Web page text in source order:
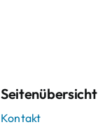
Seitenübersicht
Kontakt